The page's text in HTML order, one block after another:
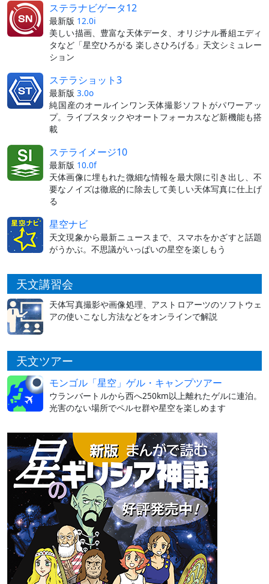
ステラナビゲータ12
最新版 12.0i
美しい描画、豊富な天体データ、オリジナル番組エディ
タなど「星空ひろがる 楽しさひろげる」天文シミュレー
ション
ステラショット3
最新版 3.0o
純国産のオールインワン天体撮影ソフトがパワーアッ
プ。ライブスタックやオートフォーカスなど新機能も搭
載
ステライメージ10
最新版 10.0f
天体画像に埋もれた微細な情報を最大限に引き出し、不
要なノイズは徹底的に除去して美しい天体写真に仕上げ
る
星空ナビ
天文現象から最新ニュースまで、スマホをかざすと話題
がうかぶ。不思議がいっぱいの星空を楽しもう
天文講習会
天体写真撮影や画像処理、アストロアーツのソフトウェ
アの使いこなし方法などをオンラインで解説
天文ツアー
モンゴル「星空」ゲル・キャンプツアー
ウランバートルから西へ250km以上離れたゲルに連泊。
光害のない場所でペルセ群や星空を楽しめます